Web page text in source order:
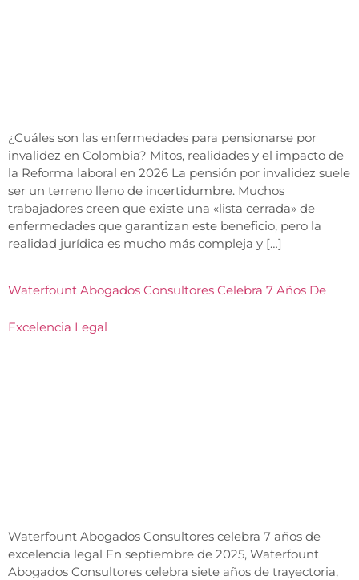
¿Cuáles son las enfermedades para pensionarse por
invalidez en Colombia? Mitos, realidades y el impacto de
la Reforma laboral en 2026 La pensión por invalidez suele
ser un terreno lleno de incertidumbre. Muchos
trabajadores creen que existe una «lista cerrada» de
enfermedades que garantizan este beneficio, pero la
realidad jurídica es mucho más compleja y […]
Waterfount Abogados Consultores Celebra 7 Años De
Excelencia Legal
Waterfount Abogados Consultores celebra 7 años de
excelencia legal En septiembre de 2025, Waterfount
Abogados Consultores celebra siete años de trayectoria,